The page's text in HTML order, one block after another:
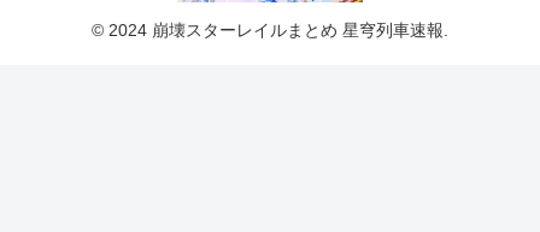
© 2024 崩壊スターレイルまとめ 星穹列車速報.